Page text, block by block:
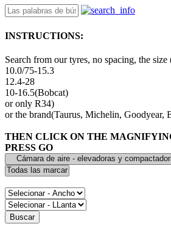
INSTRUCTIONS:
Search from our tyres, no spacing, the
10.0/75-15.3
12.4-28
10-16.5(Bobcat)
or only R34)
or the brand(Taurus, Michelin, Goodyear,
THEN CLICK ON THE
PRESS GO